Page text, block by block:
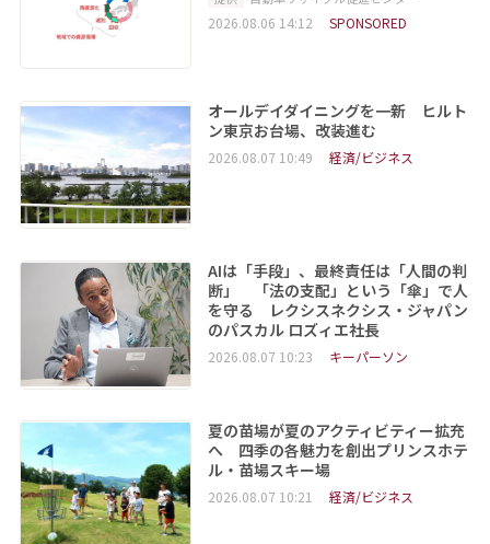
2026.08.06 14:12 SPONSORED
オールデイダイニングを一新 ヒルト
ン東京お台場、改装進む
2026.08.07 10:49 経済/ビジネス
AIは「手段」、最終責任は「人間の判
断」 「法の支配」という「傘」で人
を守る レクシスネクシス・ジャパン
のパスカル ロズィエ社長
2026.08.07 10:23 キーパーソン
夏の苗場が夏のアクティビティー拡充
へ 四季の各魅力を創出プリンスホテ
ル・苗場スキー場
2026.08.07 10:21 経済/ビジネス